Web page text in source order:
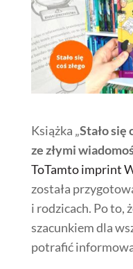
Książka „Stało się
ze złymi
ToTamto imprint
została
i rodzicach. Po to,
szacunkiem dla
potrafić